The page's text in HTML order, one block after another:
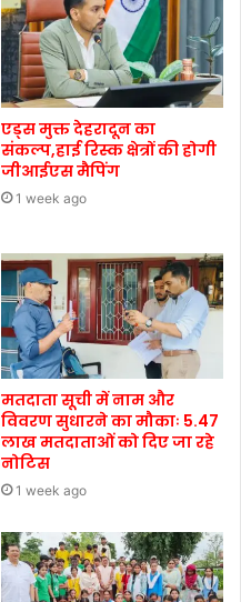
एड्स मुक्त देहरादून का
संकल्प,हाई रिस्क क्षेत्रों की होगी
जीआईएस मैपिंग
1 week ago
मतदाता सूची में नाम और
विवरण सुधारने का मौकाः 5.47
लाख मतदाताओं को दिए जा रहे
नोटिस
1 week ago